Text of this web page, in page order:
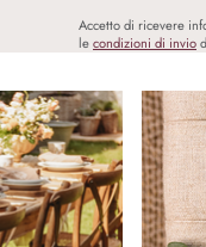
Accetto di ricevere
lecondizioni di invio